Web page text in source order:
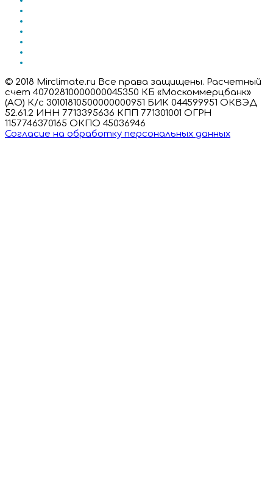
© 2018 Mirclimate.ru Все права защищены. Расчетный
счет 40702810000000045350 КБ «Москоммерцбанк»
(АО) К/с 30101810500000000951 БИК 044599951 ОКВЭД
52.61.2 ИНН 7713395636 КПП 771301001 ОГРН
1157746370165 ОКПО 45036946
Согласие на обработку персональных данных